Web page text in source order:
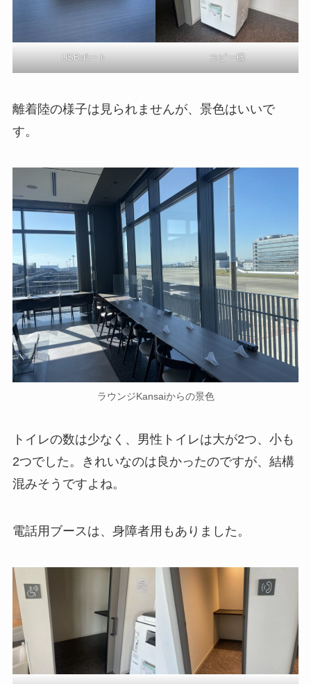
USBポート コピー機
離着陸の様子は見られませんが、景色はいいで
す。
ラウンジKansaiからの景色
トイレの数は少なく、男性トイレは大が2つ、小も
2つでした。きれいなのは良かったのですが、結構
混みそうですよね。
電話用ブースは、身障者用もありました。